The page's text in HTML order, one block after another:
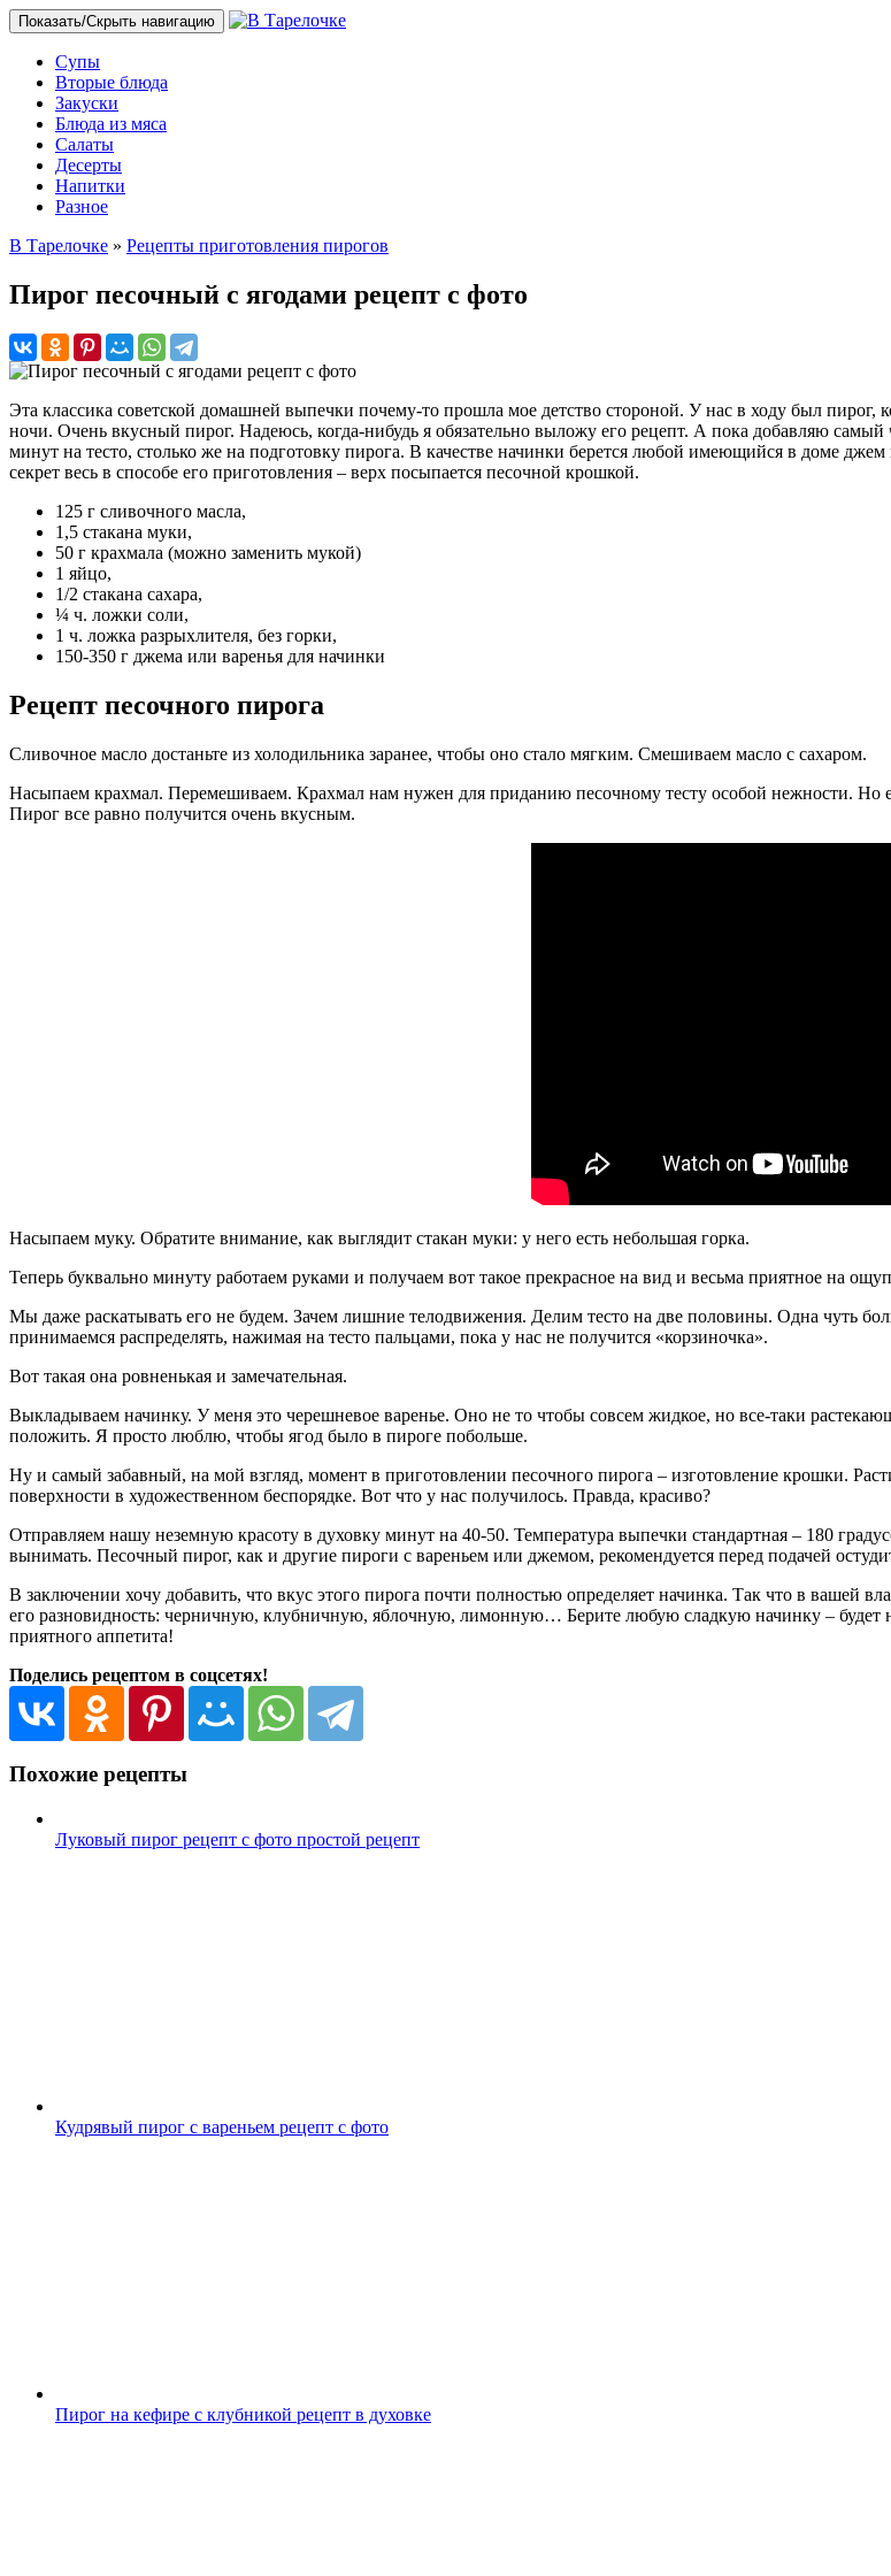
Показать/Скрыть навигацию
Супы
Вторые блюда
Закуски
Блюда из мяса
Салаты
Десерты
Напитки
Разное
В Тарелочке » Рецепты приготовления пирогов
Пирог песочный с ягодами рецепт с фото
Эта классика советской домашней выпечки почему-то прошла мое детство стороной. У нас в ходу был
ночи. Очень вкусный пирог. Надеюсь, когда-нибудь я обязательно выложу его рецепт. А пока добавляю
минут на тесто, столько же на подготовку пирога. В качестве начинки берется любой имеющийся в доме
секрет весь в способе его приготовления – верх посыпается песочной крошкой.
125 г сливочного масла,
1,5 стакана муки,
50 г крахмала (можно заменить мукой)
1 яйцо,
1/2 стакана сахара,
¼ ч. ложки соли,
1 ч. ложка разрыхлителя, без горки,
150-350 г джема или варенья для начинки
Рецепт песочного пирога
Сливочное масло достаньте из холодильника заранее, чтобы оно стало мягким. Смешиваем масло с сахаром.
Насыпаем крахмал. Перемешиваем. Крахмал нам нужен для приданию песочному тесту особой нежности. Но
Пирог все равно получится очень вкусным.
Насыпаем муку. Обратите внимание, как выглядит стакан муки: у него есть небольшая горка.
Теперь буквально минуту работаем руками и получаем вот такое прекрасное на вид и весьма приятное на
Мы даже раскатывать его не будем. Зачем лишние телодвижения. Делим тесто на две половины. Одна чуть
принимаемся распределять, нажимая на тесто пальцами, пока у нас не получится «корзиночка».
Вот такая она ровненькая и замечательная.
Выкладываем начинку. У меня это черешневое варенье. Оно не то чтобы совсем жидкое, но все-таки
положить. Я просто люблю, чтобы ягод было в пироге побольше.
Ну и самый забавный, на мой взгляд, момент в приготовлении песочного пирога – изготовление крошки.
поверхности в художественном беспорядке. Вот что у нас получилось. Правда, красиво?
Отправляем нашу неземную красоту в духовку минут на 40-50. Температура выпечки стандартная – 180
вынимать. Песочный пирог, как и другие пироги с вареньем или джемом, рекомендуется перед подачей
В заключении хочу добавить, что вкус этого пирога почти полностью определяет начинка. Так что в вашей
его разновидность: черничную, клубничную, яблочную, лимонную… Берите любую сладкую начинку – будет
приятного аппетита!
Поделись рецептом в соцсетях!
Похожие рецепты
Луковый пирог рецепт с фото простой рецепт
Кудрявый пирог с вареньем рецепт с фото
Пирог на кефире с клубникой рецепт в духовке